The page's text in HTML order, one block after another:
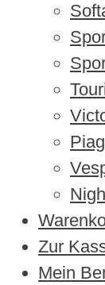
Zur
Mein